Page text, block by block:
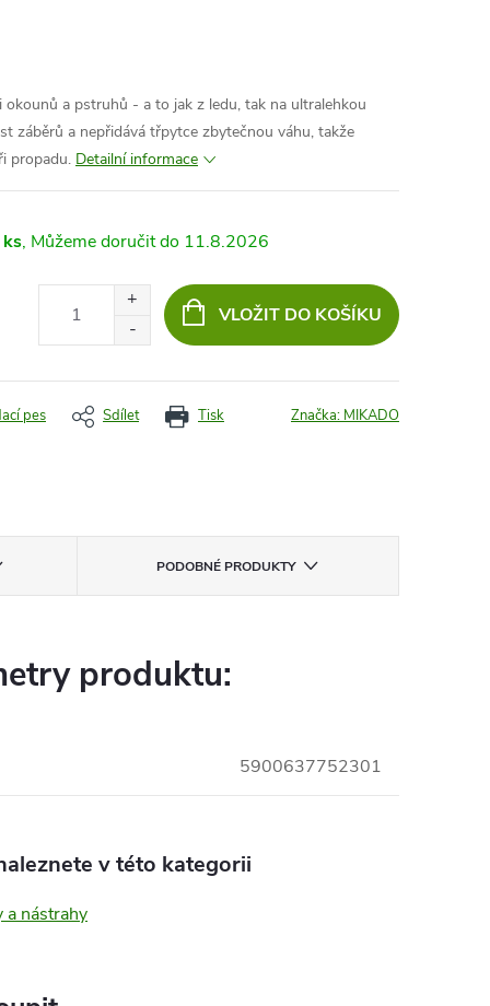
a pstruhů - a to jak z ledu, tak na ultralehkou
záběrů a nepřidává třpytce zbytečnou váhu, takže
propadu. Detailní informace
11.8.2026
VLOŽIT DO KOŠÍKU
Tisk
pes Sdílet Značka: MIKADO
PODOBNÉ PRODUKTY
produktu:
5900637752301
v této kategorii
a nástrahy